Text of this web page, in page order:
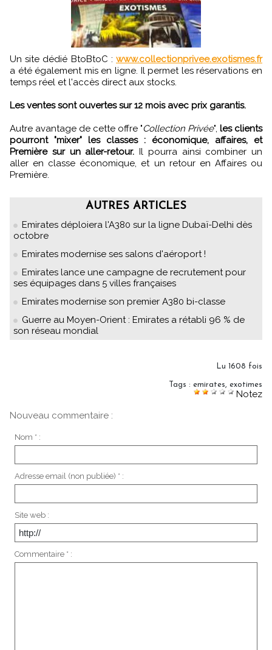
Un site dédié BtoBtoC : www.collectionprivee.exotismes.fr
a été également mis en ligne. Il permet les réservations en
temps réel et l'accès direct aux stocks.
Les ventes sont ouvertes sur 12 mois avec prix garantis.
Autre avantage de cette offre "Collection Privée", les clients
pourront "mixer" les classes : économique, affaires, et
Première sur un aller-retour. Il pourra ainsi combiner un
aller en classe économique, et un retour en Affaires ou
Première.
AUTRES ARTICLES
Emirates déploiera l'A380 sur la ligne Dubaï-Delhi dès
octobre
Emirates modernise ses salons d'aéroport !
Emirates lance une campagne de recrutement pour
ses équipages dans 5 villes françaises
Emirates modernise son premier A380 bi-classe
Guerre au Moyen-Orient : Emirates a rétabli 96 % de
son réseau mondial
Lu 1608 fois
Tags : emirates, exotimes
Notez
Nouveau commentaire :
Nom * :
Adresse email (non publiée) * :
Site web :
Commentaire * :